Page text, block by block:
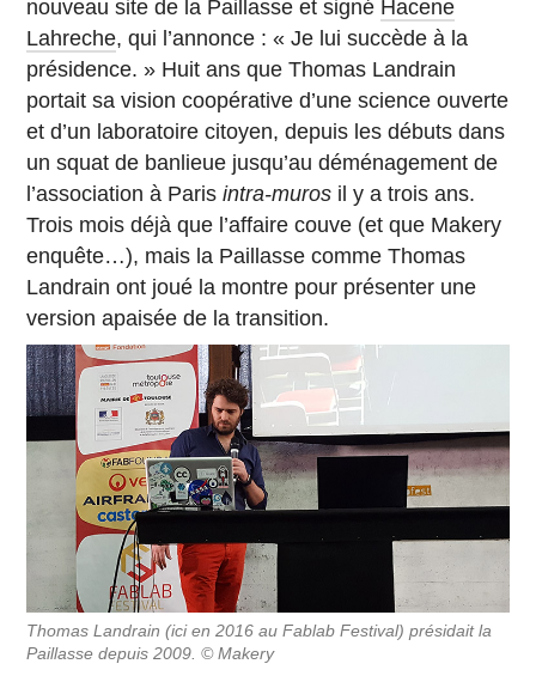
nouveau site de la Paillasse et signé Hacene
Lahreche, qui l’annonce : « Je lui succède à la
présidence. » Huit ans que Thomas Landrain
portait sa vision coopérative d’une science ouverte
et d’un laboratoire citoyen, depuis les débuts dans
un squat de banlieue jusqu’au déménagement de
l’association à Parisintra-muros il y a trois ans.
Trois mois déjà que l’affaire couve (et que Makery
enquête…), mais la Paillasse comme Thomas
Landrain ont joué la montre pour présenter une
version apaisée de la transition.
Thomas Landrain (ici en 2016 au Fablab Festival) présidait la
Paillasse depuis 2009. © Makery